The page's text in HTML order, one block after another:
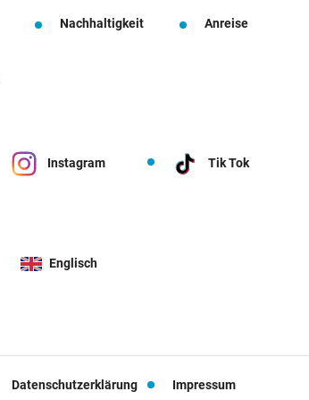
Nachhaltigkeit Anreise
Instagram Tik Tok
Englisch
Datenschutzerklärung Impressum